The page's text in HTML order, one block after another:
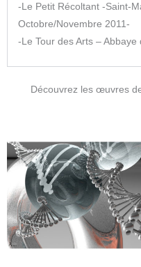
-Le Petit Récoltant -Saint-
Octobre/Novembre 2011-
-Le Tour des Arts –
Découvrez les œuvres